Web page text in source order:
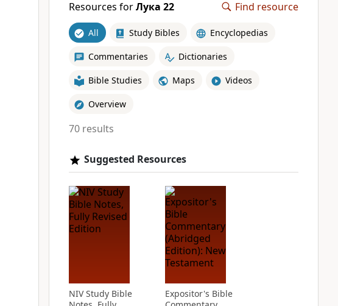
Resources forЛука 22 Find resource
All Study Bibles Encyclopedias
Commentaries Dictionaries
Bible Studies Maps Videos
Overview
70 results
Suggested Resources
NIV Study Bible
Expositor's Bible